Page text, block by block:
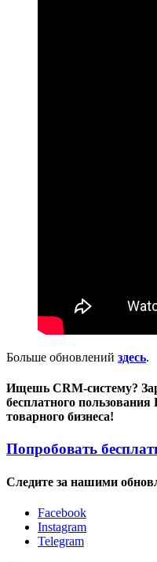
Больше обновлений здесь.
Ищешь CRM-систему?
бесплатного
товарного бизнеса!
Попробовать
Следите за нашими
Facebook
Instagram
Telegram